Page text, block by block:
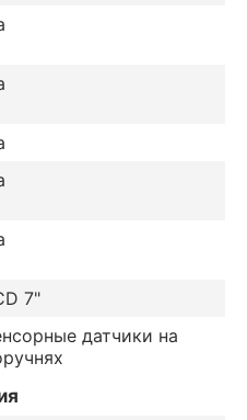
7"
датчики на